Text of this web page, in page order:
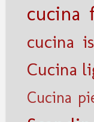
cucina
cucina
Cucina
Cucina